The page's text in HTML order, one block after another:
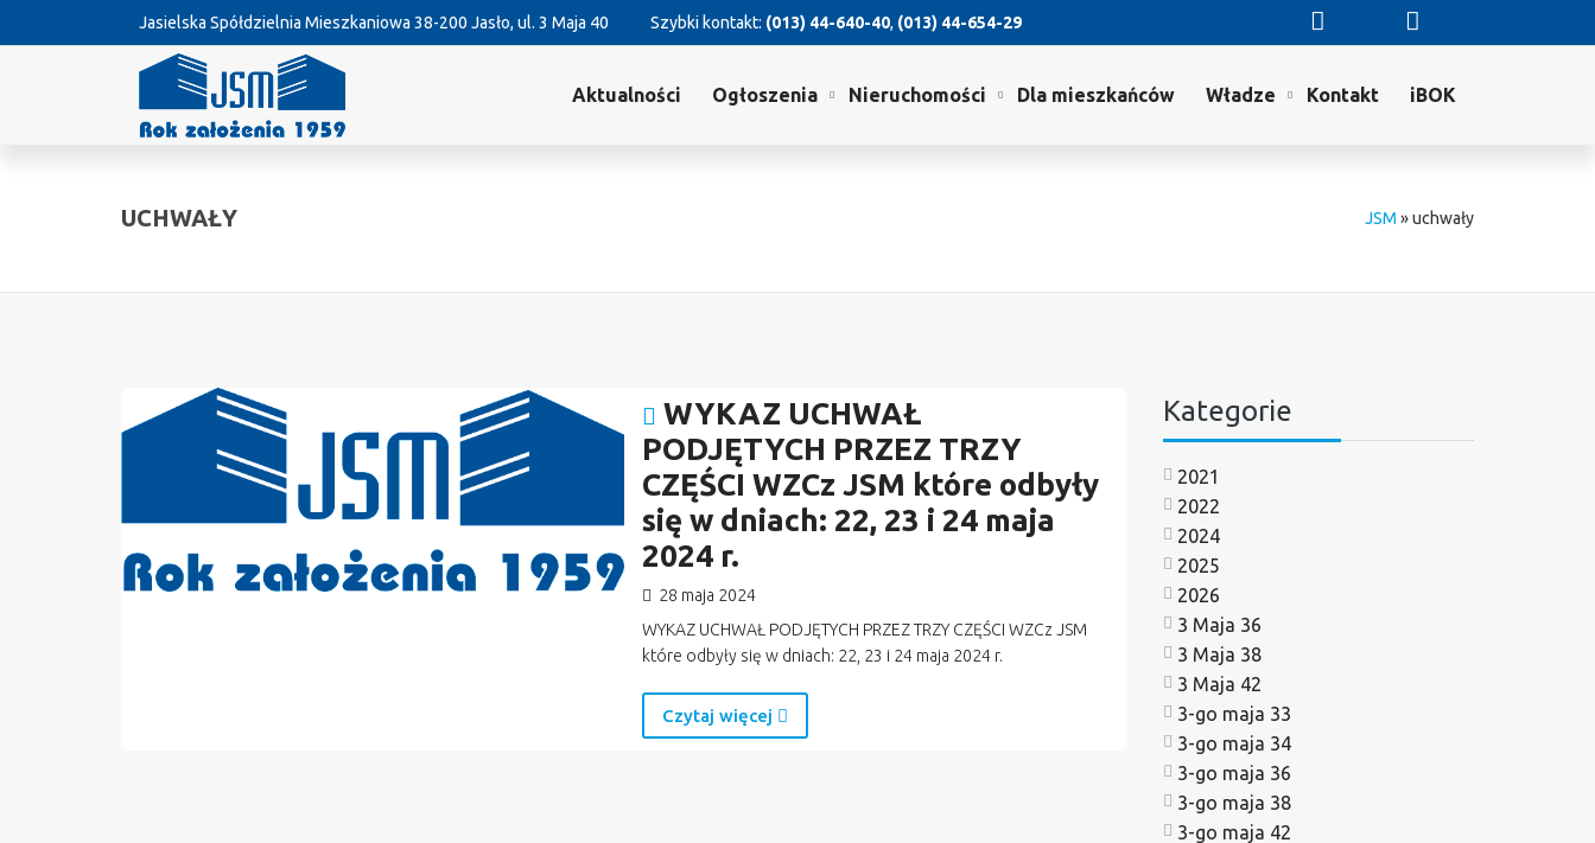
Jasielska Spółdzielnia Mieszkaniowa 38-200 Jasło, ul. 3 Maja 40 Szybki kontakt: (013) 44-640-40, (013) 44-654-29
Aktualności Ogłoszenia Nieruchomości Dla mieszkańców Władze Kontakt iBOK
UCHWAŁY JSM »uchwały
WYKAZ UCHWAŁ
PODJĘTYCH PRZEZ TRZY
CZĘŚCI WZCz JSM które odbyły
się w dniach: 22, 23 i 24 maja
2024 r.
28 maja 2024
WYKAZ UCHWAŁ PODJĘTYCH PRZEZ TRZY CZĘŚCI WZCz JSM
które odbyły się w dniach: 22, 23 i 24 maja 2024 r.
Czytaj więcej
Kategorie
2021
2022
2024
2025
2026
3 Maja 36
3 Maja 38
3 Maja 42
3-go maja 33
3-go maja 34
3-go maja 36
3-go maja 38
3-go maja 42